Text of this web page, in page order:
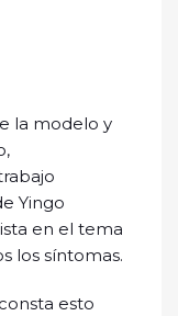
la modelo y
Yingo
en el tema
los síntomas.
esto